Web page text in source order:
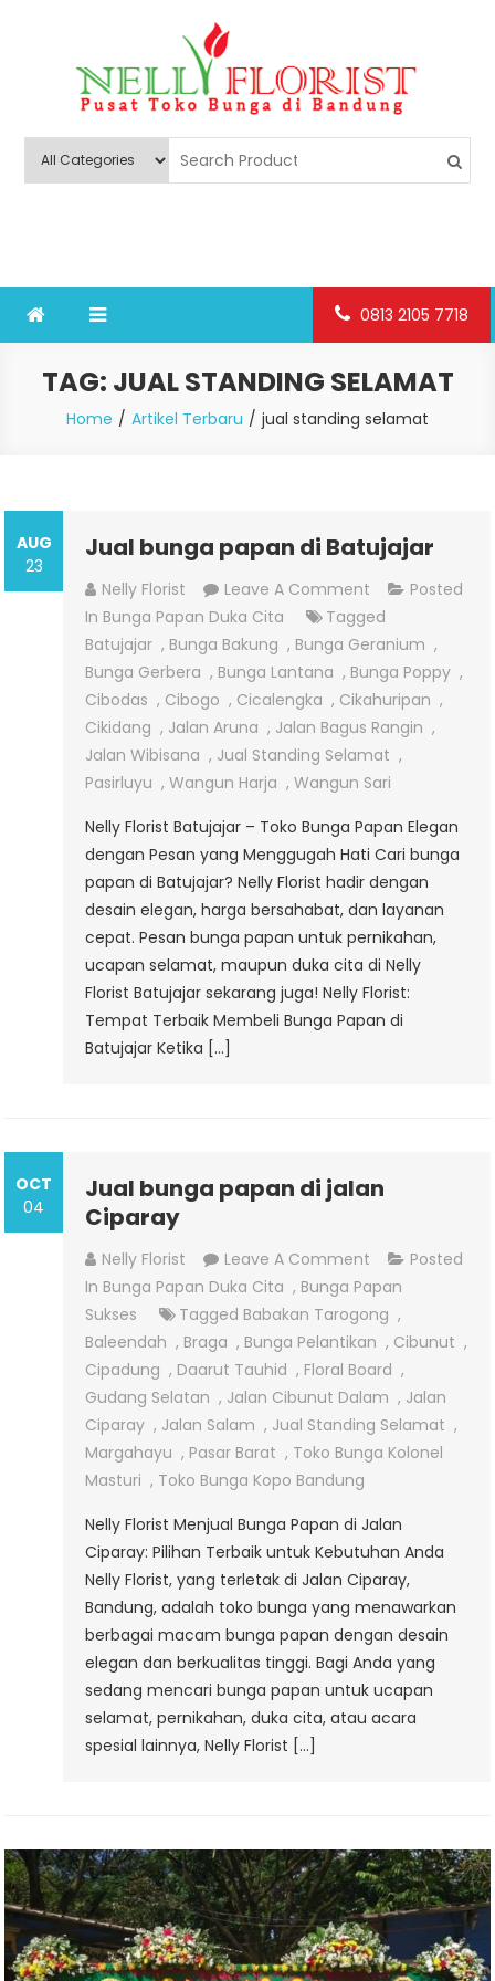
Nelly Florist Bandung
0813 2105 7718
TAG: JUAL STANDING SELAMAT
Home Artikel Terbaru jual standing selamat
AUG
23
Jual bunga papan di Batujajar
Nelly Florist Leave A Comment On
Jual
Bunga
Papan
Di
Batujajar
Posted
In Bunga Papan Duka Cita
Tagged
Batujajar , Bunga Bakung , Bunga Geranium ,
Bunga Gerbera , Bunga Lantana , Bunga Poppy ,
Cibodas , Cibogo , Cicalengka , Cikahuripan ,
Cikidang , Jalan Aruna , Jalan Bagus Rangin ,
Jalan Wibisana , Jual Standing Selamat ,
Pasirluyu ,Wangun Harja ,Wangun Sari
Nelly Florist Batujajar – Toko Bunga Papan Elegan
dengan Pesan yang Menggugah Hati Cari bunga
papan di Batujajar? Nelly Florist hadir dengan
desain elegan, harga bersahabat, dan layanan
cepat. Pesan bunga papan untuk pernikahan,
ucapan selamat, maupun duka cita di Nelly
Florist Batujajar sekarang juga! Nelly Florist:
Tempat Terbaik Membeli Bunga Papan di
Batujajar Ketika […]
OCT
04
Jual bunga papan di jalan
Ciparay
Nelly Florist Leave A Comment On
Jual
Bunga
Papan
Di
Jalan
Ciparay
Posted
In Bunga Papan Duka Cita , Bunga Papan
Sukses
Tagged Babakan Tarogong ,
Baleendah , Braga , Bunga Pelantikan , Cibunut ,
Cipadung , Daarut Tauhid , Floral Board ,
Gudang Selatan , Jalan Cibunut Dalam , Jalan
Ciparay , Jalan Salam , Jual Standing Selamat ,
Margahayu , Pasar Barat , Toko Bunga Kolonel
Masturi , Toko Bunga Kopo Bandung
Nelly Florist Menjual Bunga Papan di Jalan
Ciparay: Pilihan Terbaik untuk Kebutuhan Anda
Nelly Florist, yang terletak di Jalan Ciparay,
Bandung, adalah toko bunga yang menawarkan
berbagai macam bunga papan dengan desain
elegan dan berkualitas tinggi. Bagi Anda yang
sedang mencari bunga papan untuk ucapan
selamat, pernikahan, duka cita, atau acara
spesial lainnya, Nelly Florist […]